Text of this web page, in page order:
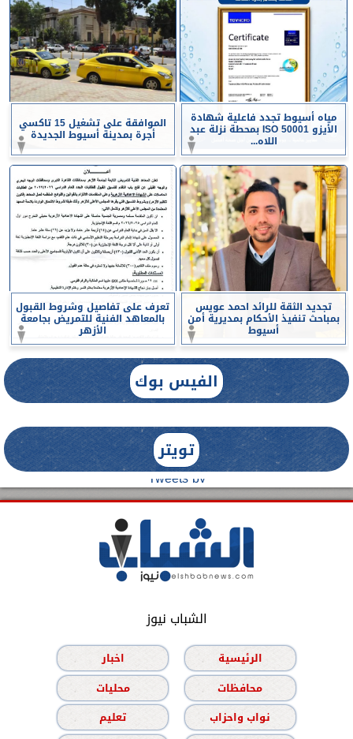
مياه أسيوط تجدد فاعلية شهادة
الأيزو ISO 50001 بمحطة نزلة عبد
اللاه...
الموافقة على تشغيل 15 تاكسي
أجرة بمدينة أسيوط الجديدة
تجديد الثقة للرائد احمد عويس
بمباحث تنفيذ الأحكام بمديرية أمن
أسيوط
تعرف على تفاصيل وشروط القبول
بالمعاهد الفنية للتمريض بجامعة
الأزهر
الفيس بوك
تويتر
Tweets by
الشباب نيوز
الرئيسية
اخبار
محافظات
محليات
نواب واحزاب
تعليم